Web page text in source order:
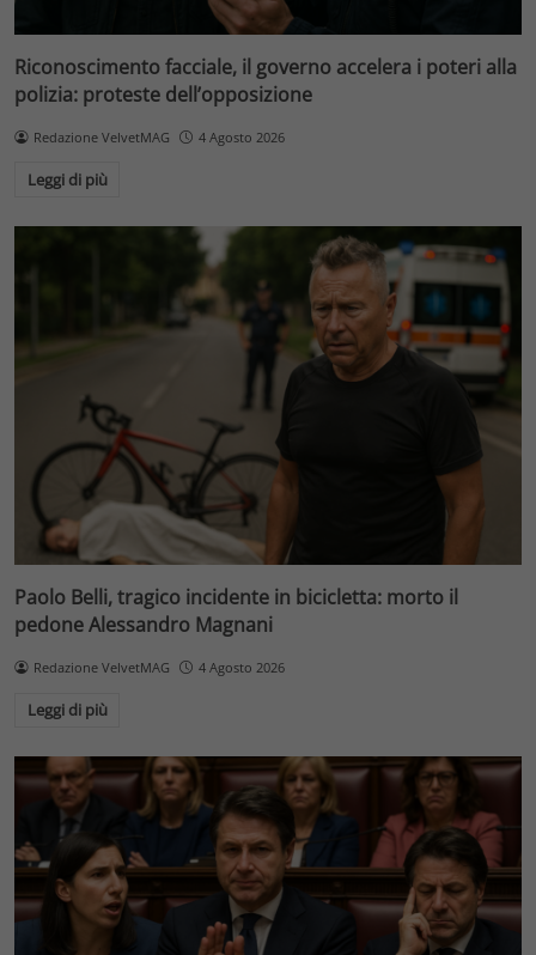
Riconoscimento facciale, il governo accelera i poteri alla
polizia: proteste dell’opposizione
Redazione VelvetMAG 4 Agosto 2026
Leggi di più
Paolo Belli, tragico incidente in bicicletta: morto il
pedone Alessandro Magnani
Redazione VelvetMAG 4 Agosto 2026
Leggi di più